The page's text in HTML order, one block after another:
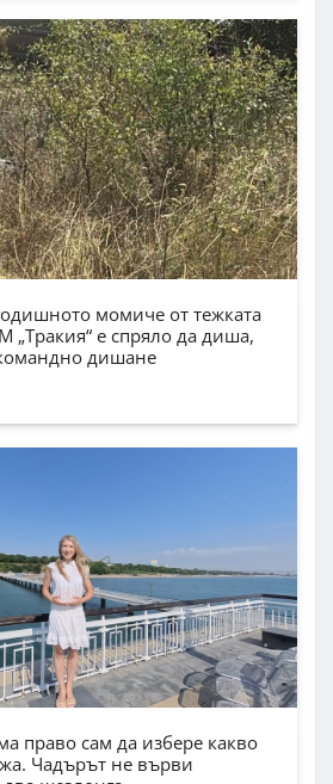
момиче от тежката
„Тракия“ е спряло да диша,
дишане
право сам да избере какво
Чадърът не върви